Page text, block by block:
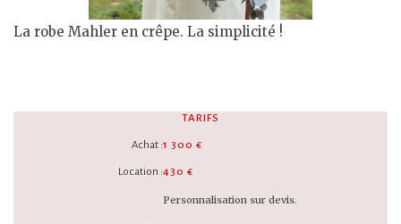
La robe Mahler en crêpe. La simplicité !
TARIFS
Achat :
Location :
1 300 €
430 €
Personnalisation sur devis.